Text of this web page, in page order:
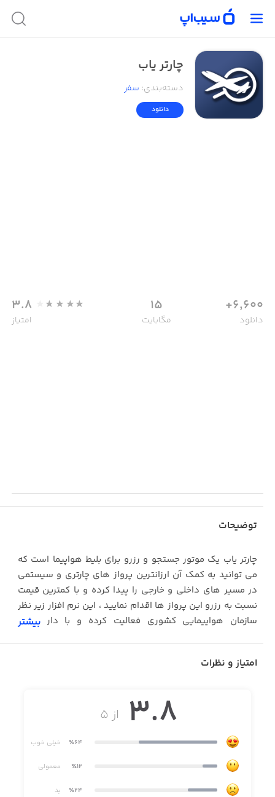
چارتر یاب
دسته‌بندی: سفر
دانلود
6,600+
دانلود
15
مگابایت
3.8
امتیاز
توضیحات
چارتر یاب یک موتور جستجو و رزرو برای بلیط هواپیما است که
می توانید به کمک آن ارزانترین پرواز های چارتری و سیستمی
در مسیر های داخلی و خارجی را پیدا کرده و با کمترین قیمت
نسبت به رزرو این پرواز ها اقدام نمایید ، این نرم افزار زیر نظر
سازمان هواپیمایی کشوری فعالیت کرده و با دارا بودن
بیشتر
امتیاز و نظرات
از ۵ 3.8
٪64 خیلی خوب
٪12 معمولی
٪24 بد